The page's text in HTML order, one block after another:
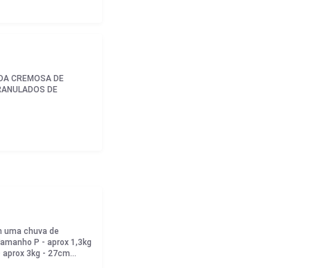
DE
uma chuva de
P - aprox 1,3kg
3kg - 27cm